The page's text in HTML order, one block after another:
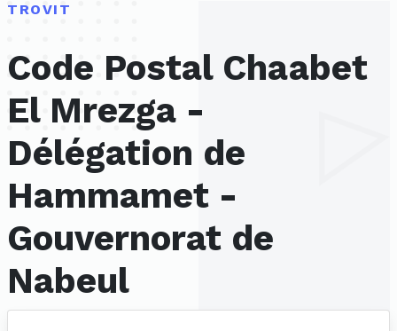
TROVIT
Code Postal Chaabet
El Mrezga -
Délégation de
Hammamet -
Gouvernorat de
Nabeul